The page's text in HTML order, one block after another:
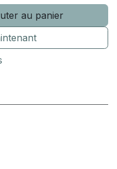
au panier